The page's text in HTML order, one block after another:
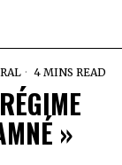
4 MINS READ
»